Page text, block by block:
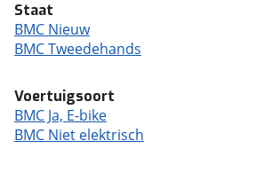
Staat
BMC Nieuw
BMC Tweedehands
Voertuigsoort
BMC Ja, E-bike
BMC Niet elektrisch